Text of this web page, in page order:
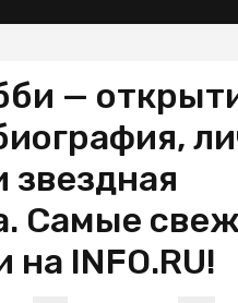
—
звездная
Самые
на INFO.RU!